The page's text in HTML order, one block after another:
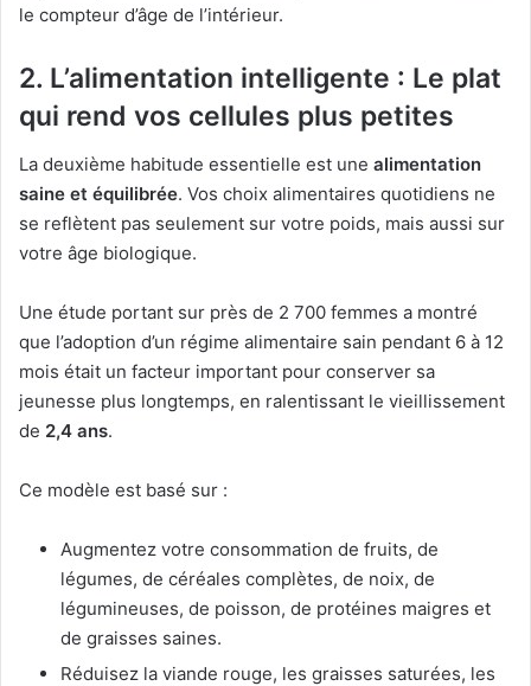
le compteur d’âge de l’intérieur.
2. L’alimentation intelligente : Le plat
qui rend vos cellules plus petites
La deuxième habitude essentielle est une alimentation
saine et équilibrée. Vos choix alimentaires quotidiens ne
se reflètent pas seulement sur votre poids, mais aussi sur
votre âge biologique.
Une étude portant sur près de 2 700 femmes a montré
que l’adoption d’un régime alimentaire sain pendant 6 à 12
mois était un facteur important pour conserver sa
jeunesse plus longtemps, en ralentissant le vieillissement
de 2,4 ans.
Ce modèle est basé sur :
Augmentez votre consommation de fruits, de
légumes, de céréales complètes, de noix, de
légumineuses, de poisson, de protéines maigres et
de graisses saines.
Réduisez la viande rouge, les graisses saturées, les